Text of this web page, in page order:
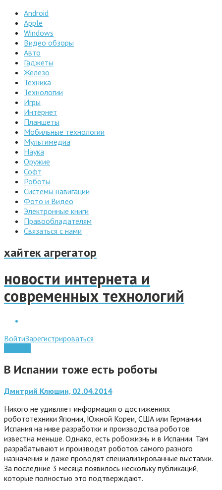
Android
Apple
Windows
Видео обзоры
Авто
Гаджеты
Железо
Техника
Технологии
Игры
Интернет
Планшеты
Мобильные технологии
Мультимедиа
Наука
Оружие
Софт
Роботы
Системы навигации
Фото и Видео
Электронные книги
Правообладателям
Связаться с нами
хайтек агрегатор
новости интернета и
современных технологий
ВойтиЗарегистрироваться
В Испании тоже есть роботы
Дмитрий Клюшин, 02.04.2014
Никого не удивляет информация о достижениях
робототехники Японии, Южной Кореи, США или Германии.
Испания на ниве разработки и производства роботов
известна меньше. Однако, есть робожизнь и в Испании. Там
разрабатывают и производят роботов самого разного
назначения и даже проводят специализированные выставки.
За последние 3 месяца появилось нескольку публикаций,
которые полностью это подтверждают.